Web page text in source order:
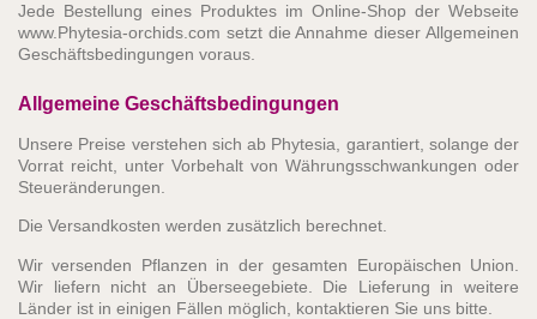
Jede Bestellung eines Produktes im Online-Shop der Webseite
www.Phytesia-orchids.com setzt die Annahme dieser Allgemeinen
Geschäftsbedingungen voraus.
Allgemeine Geschäftsbedingungen
Unsere Preise verstehen sich ab Phytesia, garantiert, solange der
Vorrat reicht, unter Vorbehalt von Währungsschwankungen oder
Steueränderungen.
Die Versandkosten werden zusätzlich berechnet.
Wir versenden Pflanzen in der gesamten Europäischen Union.
Wir liefern nicht an Überseegebiete. Die Lieferung in weitere
Länder ist in einigen Fällen möglich, kontaktieren Sie uns bitte.